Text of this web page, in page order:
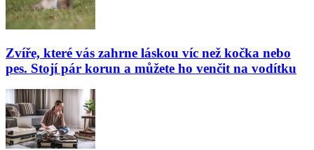
Zvíře, které vás zahrne láskou víc než kočka nebo
pes. Stojí pár korun a můžete ho venčit na vodítku